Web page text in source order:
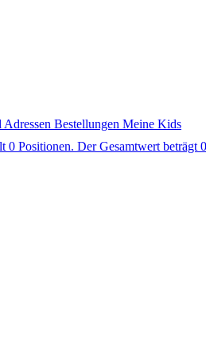
Adressen Bestellungen Meine Kids
0 Positionen. Der Gesamtwert beträgt